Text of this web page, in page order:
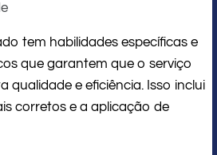
tem habilidades específicas e
que garantem que o serviço
qualidade e eficiência. Isso inclui
corretos e a aplicação de